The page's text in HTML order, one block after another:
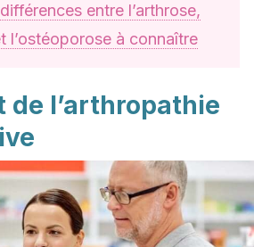
entre l’arthrose,
l’ostéoporose à connaître
de l’arthropathie